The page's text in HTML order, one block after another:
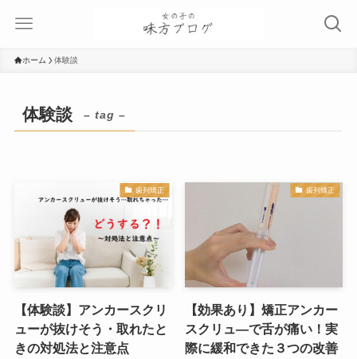
ホーム 体験談
体験談 – tag –
歯列矯正
【体験談】アンカースクリ
ューが抜けそう・取れたと
きの対処法と注意点
歯列矯正
【効果あり】矯正アンカー
スクリュ―で舌が痛い！実
際に緩和できた３つの改善